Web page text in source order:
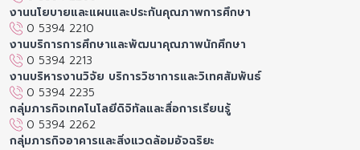
งานนโยบายและแผนและประกันคุณภาพการศึกษา
0 5394 2210
งานบริการการศึกษาและพัฒนาคุณภาพนักศึกษา
0 5394 2213
งานบริหารงานวิจัย บริการวิชาการและวิเทศสัมพันธ์
0 5394 2235
กลุ่มภารกิจเทคโนโลยีดิจิทัลและสื่อการเรียนรู้
0 5394 2262
กลุ่มภารกิจอาคารและสิ่งแวดล้อมอัจฉริยะ